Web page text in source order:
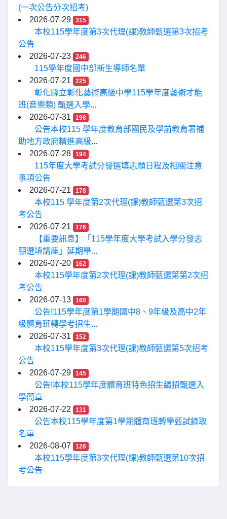
(一次公告分次招考)
2026-07-29
315
本校115學年度第3次代理(課)教師甄選第3次招考
公告
2026-07-23
246
115學年度國中部新生導師名單
2026-07-21
225
彰化縣立彰化藝術高級中學115學年度藝術才能
班(音樂類) 甄選入學...
2026-07-31
198
公告本校115 學年度教育部國民及學前教育署補
助地方政府精進高級...
2026-07-28
194
115年度大學考試分發選填志願日程及相關注意
事項公告
2026-07-21
178
本校115 學年度第2次代理(課)教師甄選第3次招
考公告
2026-07-21
176
【重要訊息】「115學年度大學考試入學分發志
願選填講座」延期舉...
2026-07-20
162
本校115學年度第2次代理(課)教師甄選第第2次招
考公告
2026-07-13
160
公告!115學年度第1學期國中8、9年級及高中2年
級體育班轉學考招生...
2026-07-31
152
本校115學年度第3次代理(課)教師甄選第5次招考
公告
2026-07-29
145
公告!本校115學年度體育班特色招生續招甄選入
學簡章
2026-07-22
131
公告本校115學年度第1學期體育班轉學甄試錄取
名單
2026-08-07
126
本校115學年度第3次代理(課)教師甄選第10次招
考公告